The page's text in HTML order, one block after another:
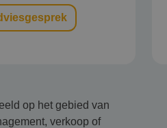
op het gebied van
verkoop of